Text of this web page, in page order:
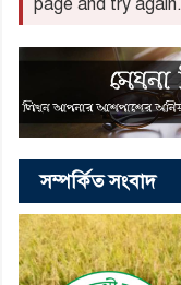
page and try again.
সম্পর্কিত সংবাদ